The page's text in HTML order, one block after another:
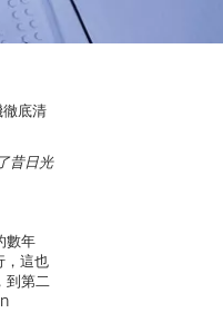
底清
昔日光
數年
，這也
到第二